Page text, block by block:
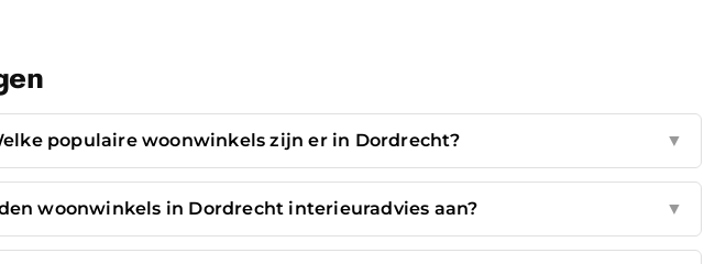
populaire woonwinkels zijn er in Dordrecht? ▼
woonwinkels in Dordrecht interieuradvies aan? ▼